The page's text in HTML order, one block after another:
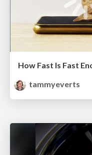
How Fast Is Fast
tammyeverts